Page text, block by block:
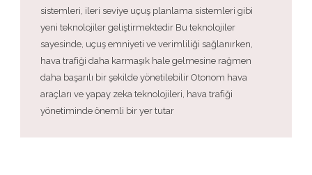
sistemleri, ileri seviye uçuş planlama sistemleri gibi
yeni teknolojiler geliştirmektedir Bu teknolojiler
sayesinde, uçuş emniyeti ve verimliliği sağlanırken,
hava trafiği daha karmaşık hale gelmesine rağmen
daha başarılı bir şekilde yönetilebilir Otonom hava
araçları ve yapay zeka teknolojileri, hava trafiği
yönetiminde önemli bir yer tutar